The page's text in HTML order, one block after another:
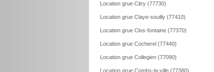
Location grue Citry (77730)
Location grue Claye-souilly (77410)
Location grue Clos-fontaine (77370)
Location grue Cocherel (77440)
Location grue Collegien (77090)
Location grue Combs-la-ville (77380)